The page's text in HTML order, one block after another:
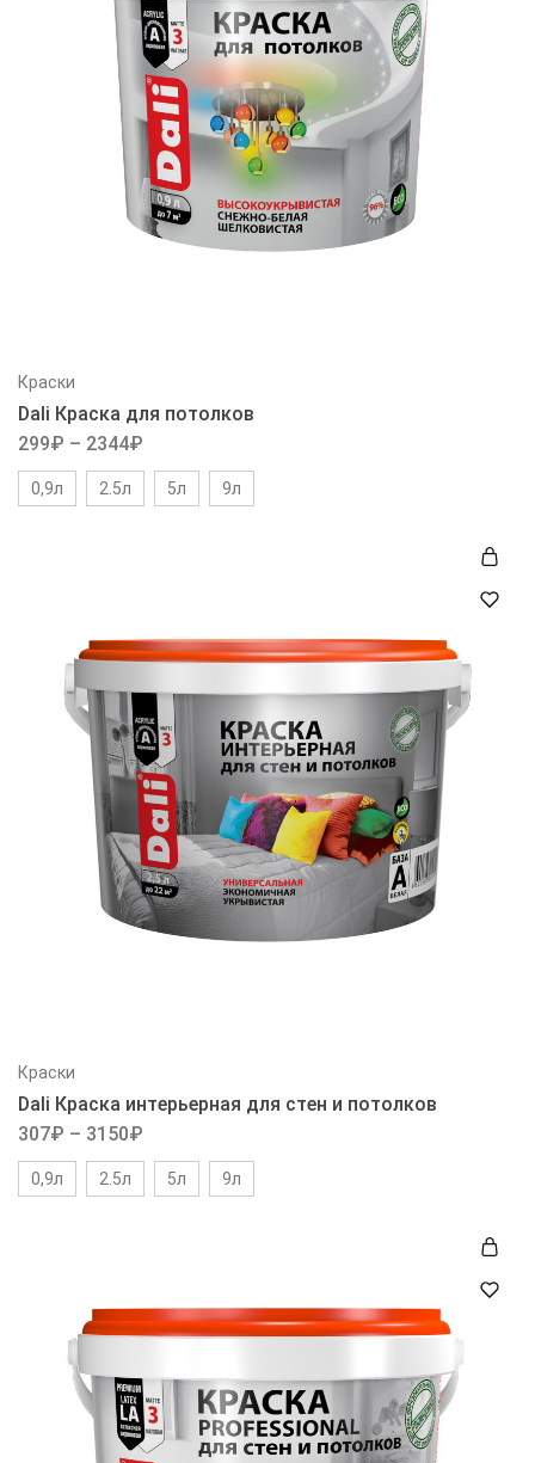
Краски
Dali Краска для потолков
299₽ – 2344₽
0,9л 2.5л 5л 9л
Краски
Dali Краска интерьерная для стен и потолков
307₽ – 3150₽
0,9л 2.5л 5л 9л